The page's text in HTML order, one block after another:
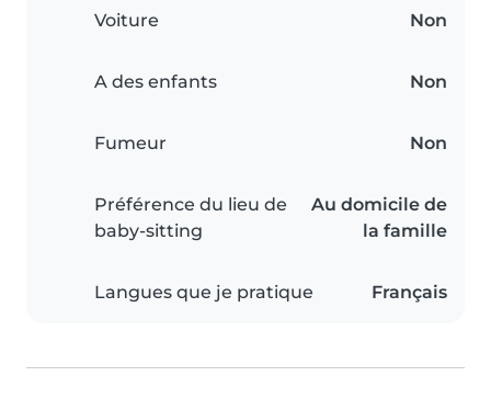
Voiture Non
A des enfants Non
Fumeur Non
Préférence du lieu de
baby-sitting
Au domicile de
la famille
Langues que je pratique Français